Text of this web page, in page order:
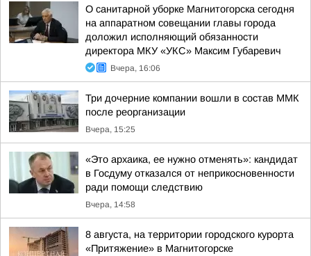
О санитарной уборке Магнитогорска сегодня
на аппаратном совещании главы города
доложил исполняющий обязанности
директора МКУ «УКС» Максим Губаревич
Вчера, 16:06
Три дочерние компании вошли в состав ММК
после реорганизации
Вчера, 15:25
«Это архаика, ее нужно отменять»: кандидат
в Госдуму отказался от неприкосновенности
ради помощи следствию
Вчера, 14:58
8 августа, на территории городского курорта
«Притяжение» в Магнитогорске